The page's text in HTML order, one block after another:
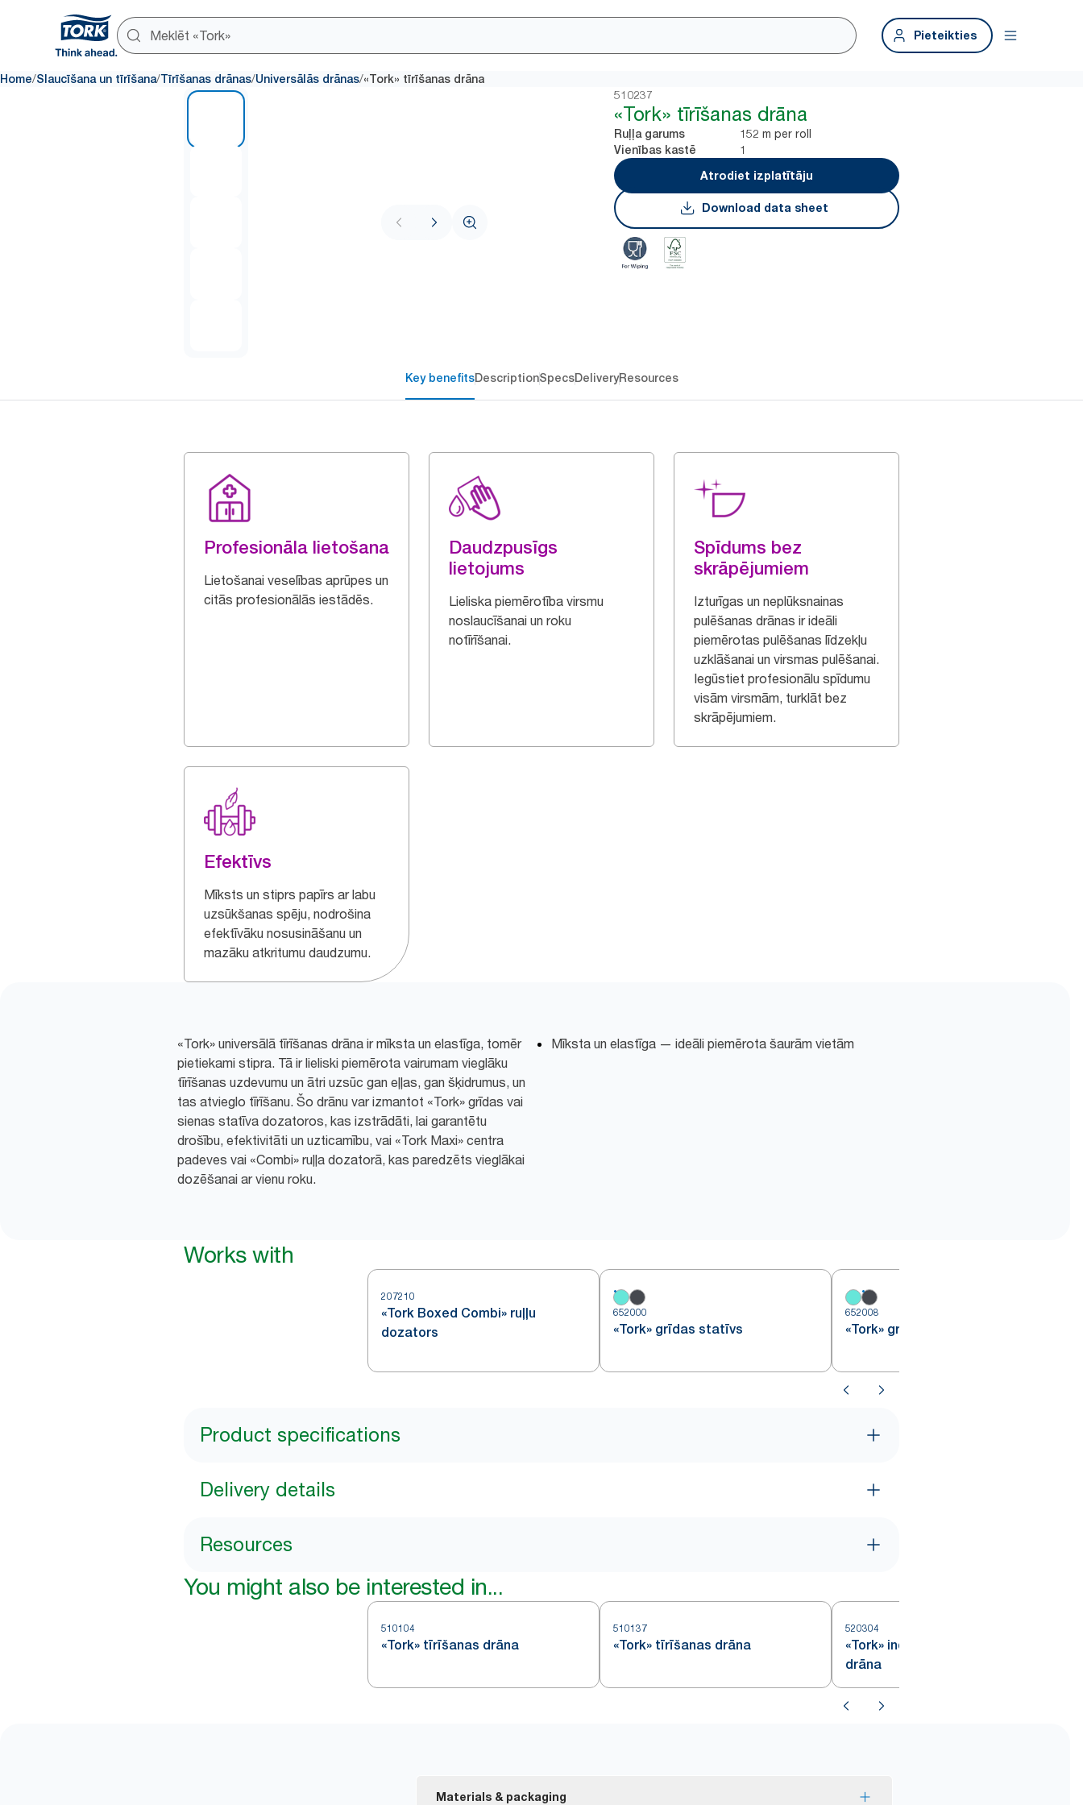
Pieteikties
Home/Slaucīšana un tīrīšana/Tīrīšanas drānas/Universālās drānas/«Tork» tīrīšanas drāna
510237
«Tork» tīrīšanas drāna
Ruļļa garums 152 m per roll
Vienības kastē
1
Atrodiet izplatītāju
Download data sheet
Key benefitsDescriptionSpecsDeliveryResources
Profesionāla lietošana
Lietošanai veselības aprūpes un
citās profesionālās iestādēs.
Daudzpusīgs
lietojums
Lieliska piemērotība virsmu
noslaucīšanai un roku
notīrīšanai.
Spīdums bez
skrāpējumiem
Izturīgas un neplūksnainas
pulēšanas drānas ir ideāli
piemērotas pulēšanas līdzekļu
uzklāšanai un virsmas pulēšanai.
Iegūstiet profesionālu spīdumu
visām virsmām, turklāt bez
skrāpējumiem.
Efektīvs
Mīksts un stiprs papīrs ar labu
uzsūkšanas spēju, nodrošina
efektīvāku nosusināšanu un
mazāku atkritumu daudzumu.
«Tork» universālā tīrīšanas drāna ir mīksta un elastīga, tomēr
pietiekami stipra. Tā ir lieliski piemērota vairumam vieglāku
tīrīšanas uzdevumu un ātri uzsūc gan eļļas, gan šķidrumus, un
tas atvieglo tīrīšanu. Šo drānu var izmantot «Tork» grīdas vai
sienas statīva dozatoros, kas izstrādāti, lai garantētu
drošību, efektivitāti un uzticamību, vai «Tork Maxi» centra
padeves vai «Combi» ruļļa dozatorā, kas paredzēts vieglākai
dozēšanai ar vienu roku.
Mīksta un elastīga — ideāli piemērota šaurām vietām
Works with
207210
«Tork Boxed Combi» ruļļu
dozators
652000
«Tork» grīdas statīvs
652008
«Tork» grīdas statīvs
Product specifications
Delivery details
Resources
You might also be interested in...
510104
«Tork» tīrīšanas drāna
510137
«Tork» tīrīšanas drāna
520304
«Tork» industriālā tīrīšanas
drāna
Materials & packaging